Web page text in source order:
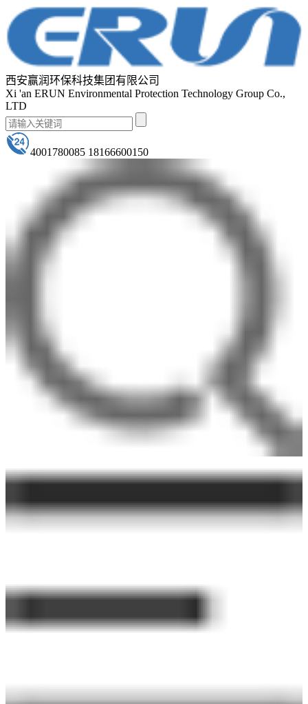
西安赢润环保科技集团有限公司
Xi 'an ERUN Environmental Protection Technology Group Co.,
LTD
4001780085 18166600150